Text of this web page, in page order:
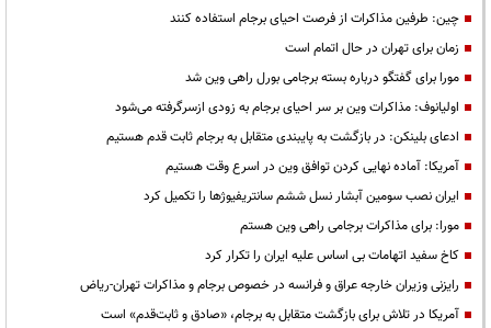
چین: طرفین مذاکرات از فرصت احیای برجام استفاده کنند
زمان برای تهران در حال اتمام است
مورا برای گفتگو درباره بسته برجامی بورل راهی وین شد
اولیانوف: مذاکرات وین بر سر احیای برجام به زودی ازسرگرفته می‌شود
ادعای بلینکن: در بازگشت به پایبندی متقابل به برجام ثابت قدم هستیم
آمریکا: آماده نهایی کردن توافق وین در اسرع وقت هستیم
ایران نصب سومین آبشار نسل ششم سانتریفیوژها را تکمیل کرد
مورا: برای مذاکرات برجامی راهی وین هستم
کاخ سفید اتهامات بی اساس علیه ایران را تکرار کرد
رایزنی وزیران خارجه عراق و فرانسه در خصوص برجام و مذاکرات تهران-ریاض
آمریکا در تلاش برای بازگشت متقابل به برجام، «صادق و ثابت‌قدم» است